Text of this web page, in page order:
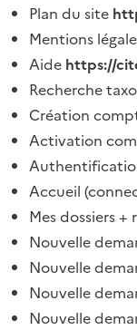
Plan du site
Mentions
Aide https://
Recherche
Création
Activation
Accueil
Mes dossiers +
Nouvelle
Nouvelle
Nouvelle
Nouvelle